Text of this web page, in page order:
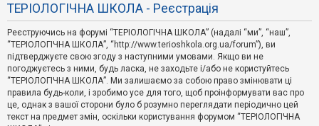
е
м
и
б
е
з
в
і
д
п
о
в
ТЕРІОЛОГІЧНА ШКОЛА - Реєстрація
Реєструючись на форумі “ТЕРІОЛОГІЧНА ШКОЛА” (надалі “ми”, “наш”,
“ТЕРІОЛОГІЧНА ШКОЛА”, “http://www.terioshkola.org.ua/forum”), ви
підтверджуєте свою згоду з наступними умовами. Якщо ви не
погоджуєтесь з ними, будь ласка, не заходьте і/або не користуйтесь
“ТЕРІОЛОГІЧНА ШКОЛА”. Ми залишаємо за собою право змінювати ці
правила будь-коли, і зробимо усе для того, щоб проінформувати вас про
це, однак з вашої сторони було б розумно переглядати періодично цей
текст на предмет змін, оскільки користування форумом “ТЕРІОЛОГІЧНА